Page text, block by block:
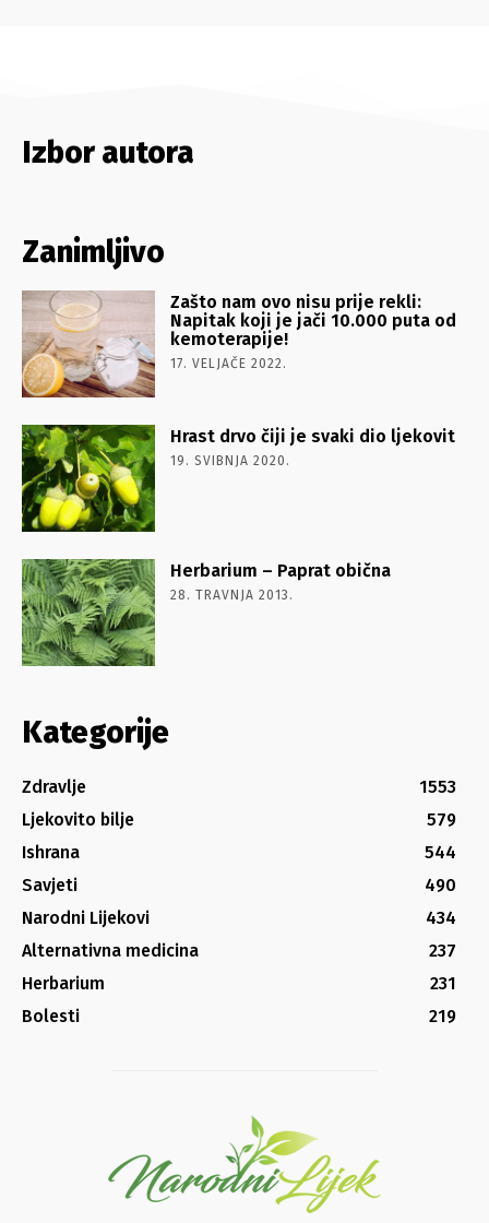
Izbor autora
Zanimljivo
Zašto nam ovo nisu prije rekli:
Napitak koji je jači 10.000 puta od
kemoterapije!
17. VELJAČE 2022.
Hrast drvo čiji je svaki dio ljekovit
19. SVIBNJA 2020.
Herbarium – Paprat obična
28. TRAVNJA 2013.
Kategorije
Zdravlje
1553
Ljekovito bilje
579
Ishrana
544
Savjeti
490
Narodni Lijekovi
434
Alternativna medicina
237
Herbarium
231
Bolesti
219